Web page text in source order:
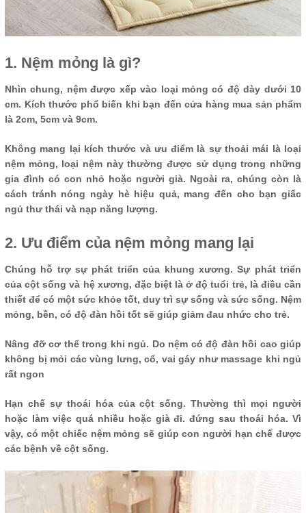
1. Nệm mỏng là gì?
Nhìn chung, nệm được xếp vào loại mỏng có độ dày dưới 10
cm. Kích thước phổ biến khi bạn đến cửa hàng mua sản phẩm
là 2cm, 5cm và 9cm.
Không mang lại kích thước và ưu điểm là sự thoải mái là loại
nệm mỏng, loại nệm này thường được sử dụng trong những
gia đình có con nhỏ hoặc người già. Ngoài ra, chúng còn là
cách tránh nóng ngày hè hiệu quả, mang đến cho bạn giấc
ngủ thư thái và nạp năng lượng.
2. Ưu điểm của nệm mỏng mang lại
Chúng hỗ trợ sự phát triển của khung xương. Sự phát triển
của cột sống và hệ xương, đặc biệt là ở độ tuổi trẻ, là điều cần
thiết để có một sức khỏe tốt, duy trì sự sống và sức sống. Nệm
mỏng, bền, có độ đàn hồi tốt sẽ giúp giảm đau nhức cho trẻ.
Nâng đỡ cơ thể trong khi ngủ. Do nệm có độ đàn hồi cao giúp
không bị mỏi các vùng lưng, cổ, vai gáy như massage khi ngủ
rất ngon
Hạn chế sự thoái hóa của cột sống. Thường thì mọi người
hoặc làm việc quá nhiều hoặc già đi. đứng sau thoái hóa. Vì
vậy, có một chiếc nệm mỏng sẽ giúp con người hạn chế được
các bệnh về cột sống.